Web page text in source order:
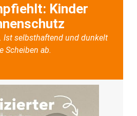
Kinder
Ist selbsthaftend und dunkelt
Scheiben ab.